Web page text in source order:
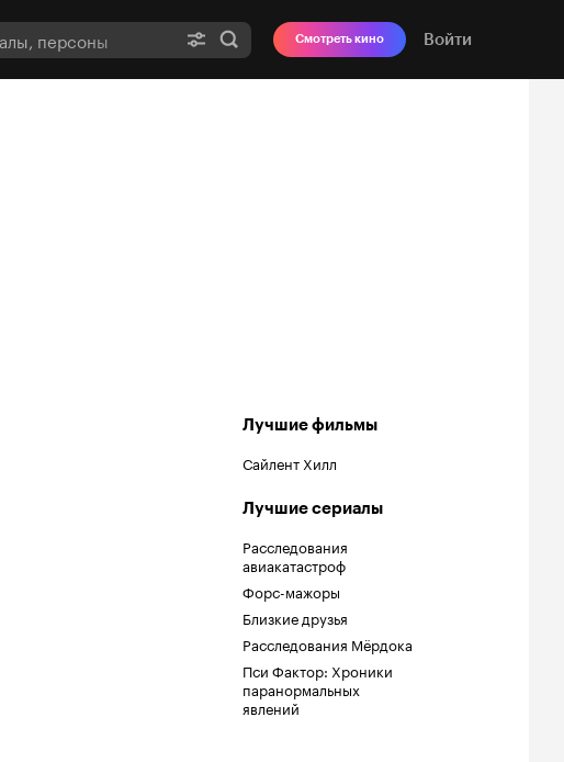
Смотреть кино Войти
Лучшие фильмы
Сайлент Хилл
Лучшие сериалы
Расследования
авиакатастроф
Форс-мажоры
Близкие друзья
Расследования Мёрдока
Пси Фактор: Хроники
паранормальных
явлений